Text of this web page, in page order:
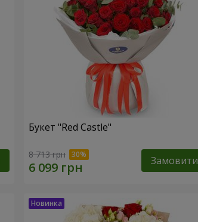
Букет "Red Castle"
8 713 грн Замовити